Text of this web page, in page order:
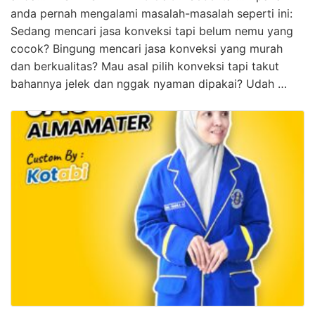
anda pernah mengalami masalah-masalah seperti ini:
Sedang mencari jasa konveksi tapi belum nemu yang
cocok? Bingung mencari jasa konveksi yang murah
dan berkualitas? Mau asal pilih konveksi tapi takut
bahannya jelek dan nggak nyaman dipakai? Udah …